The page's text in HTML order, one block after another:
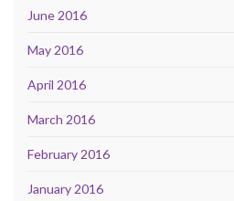
June 2016
May 2016
April 2016
March 2016
February 2016
January 2016